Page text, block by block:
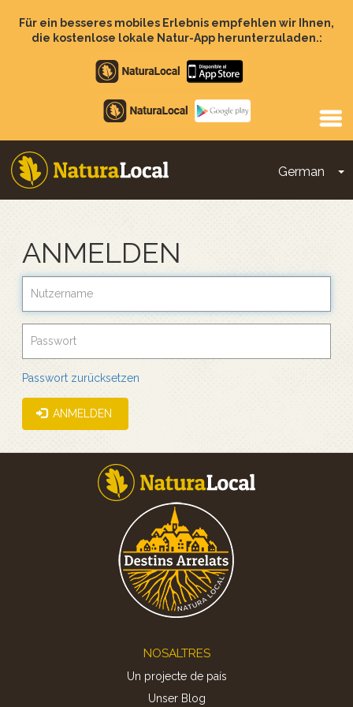
zumFür ein besseres mobiles Erlebnis empfehlen wir Ihnen,
die kostenlose lokale Natur-App herunterzuladen.:
Apple
store
Google
Play
German
Main
ANMELDEN
Passwort zurücksetzen
ANMELDEN
NOSALTRES
Un projecte de país
Unser Blog